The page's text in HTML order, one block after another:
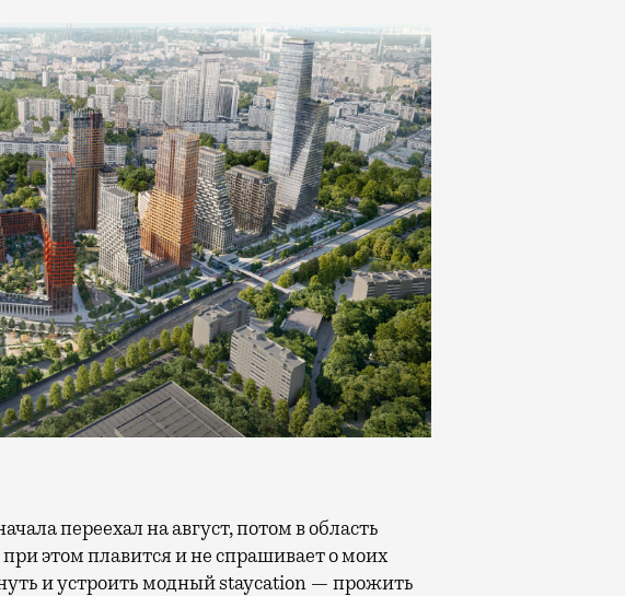
этом плавится и не спрашивает о моих
и устроить модный staycation — прожить